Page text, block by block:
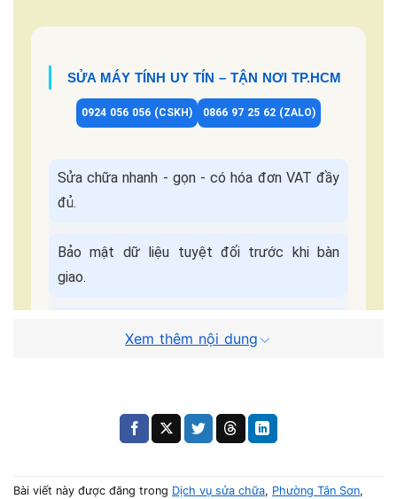
SỬA MÁY TÍNH UY TÍN – TẬN NƠI TP.HCM
0924 056 056 (CSKH) 0866 97 25 62 (ZALO)
Sửa chữa nhanh - gọn - có hóa đơn VAT đầy
đủ.
Bảo mật dữ liệu tuyệt đối trước khi bàn
giao.
ép giá.
Xem thêm nội dung
Bài viết này được đăng trong Dịch vụ sửa chữa, Phường Tân Sơn,